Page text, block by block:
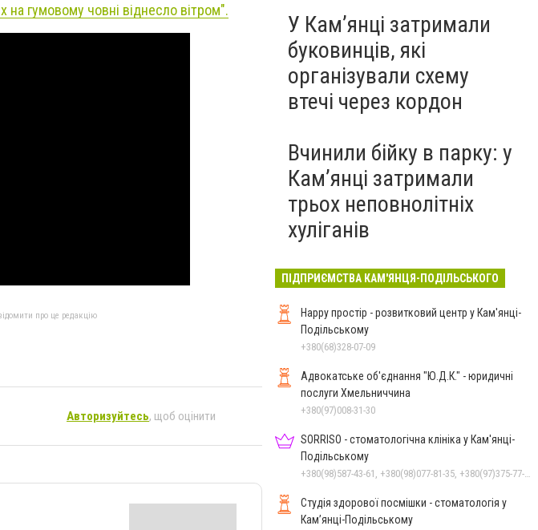
гумовому човні віднесло вітром".
про це редакцію
Авторизуйтесь, щоб оцінити
У Кам’янці затримали
буковинців, які
організували схему
втечі через кордон
Вчинили бійку в парку: у
Кам’янці затримали
трьох неповнолітніх
хуліганів
ПІДПРИЄМСТВА КАМ'ЯНЦЯ-ПОДІЛЬСЬКОГО
Happy простір - розвитковий центр у Кам'янці-
Подільському
+380(68)328-07-09
Адвокатське об'єднання "Ю.Д.К." - юридичні
послуги Хмельниччина
+380(97)008-31-30
SORRISO - стоматологічна клініка у Кам'янці-
Подільському
+380(98)587-43-61, +380(98)077-81-35, +380(97)375-77-72, +380(97)982-31-07
Студія здорової посмішки - стоматологія у
Кам’янці-Подільському